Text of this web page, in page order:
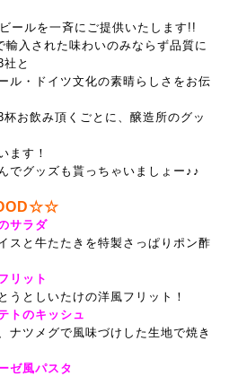
ールを一斉にご提供いたします!!
輸入された味わいのみならず品質に
と
ル・ドイツ文化の素晴らしさをお伝
お飲み頂くごとに、醸造所のグッ
ます！
でグッズも貰っちゃいましょー♪♪
サラダ
スと牛たたきを特製さっぱりポン酢
リット
としいたけの洋風フリット！
トのキッシュ
ツメグで風味づけした生地で焼き
ゼ風パスタ